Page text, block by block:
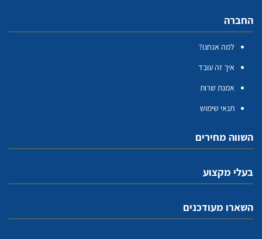
החברה
למה אנחנו?
איך זה עובד
אמנת שרות
תנאי שימוש
השווה מחירים
בעלי מקצוע
השארו מעודכנים